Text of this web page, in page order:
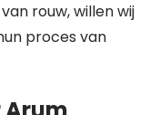
rouw, willen wij
proces van